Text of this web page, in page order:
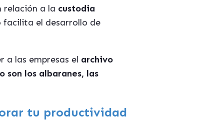
relación a la custodia
el desarrollo de
a las empresas el archivo
son los albaranes, las
tu productividad